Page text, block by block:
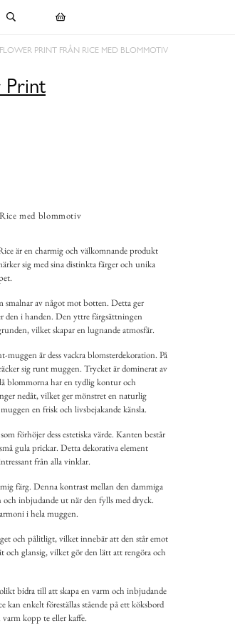
PRINT FRÅN RICE MED BLOMMOTIV
Print
med blommotiv
är en charmig och välkomnande produkt
sig med sina distinkta färger och unika
av något mot botten. Detta ger
den i handen. Den yttre färgsättningen
vilket skapar en lugnande atmosfär.
är dess vackra blomsterdekoration. På
sig runt muggen. Trycket är dominerat av
blommorna har en tydlig kontur och
nedåt, vilket ger mönstret en naturlig
en frisk och livsbejakande känsla.
förhöjer dess estetiska värde. Kanten består
gula prickar. Detta dekorativa element
från alla vinklar.
färg. Denna kontrast mellan den dammiga
och inbjudande ut när den fylls med dryck.
i hela muggen.
och pålitligt, vilket innebär att den står emot
och glansig, vilket gör den lätt att rengöra och
bidra till att skapa en varm och inbjudande
enkelt föreställas stående på ett köksbord
kopp te eller kaffe.